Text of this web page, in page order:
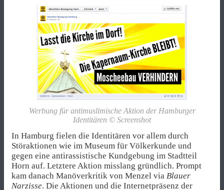
Werbung für antimuslimische Aktion der Hamburger
Identitären © Screenshot
In Hamburg fielen die Identitären vor allem durch
Störaktionen wie im Museum für Völkerkunde und
gegen eine antirassistische Kundgebung im Stadtteil
Horn auf. Letztere Aktion misslang gründlich. Prompt
kam danach Manöverkritik von Menzel via Blauer
Narzisse. Die Aktionen und die Internetpräsenz der